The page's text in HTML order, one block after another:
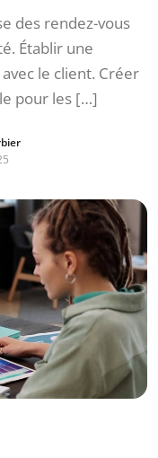
des rendez-vous
Établir une
le client. Créer
pour les […]